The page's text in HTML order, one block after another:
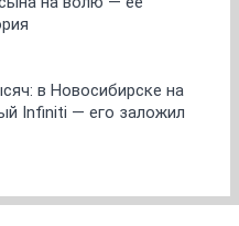
в Новосибирске на
Infiniti — его заложил